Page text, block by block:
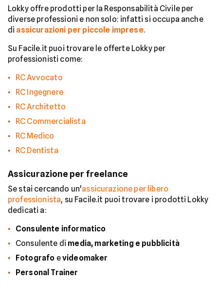
Lokky offre prodotti per la Responsabilità Civile per
diverse professioni e non solo: infatti si occupa anche
di assicurazioni per piccole imprese.
Su Facile.it puoi trovare le offerte Lokky per
professionisti come:
RC Avvocato
RC Ingegnere
RC Architetto
RC Commercialista
RC Medico
RC Dentista
Assicurazione per freelance
Se stai cercando un'assicurazione per libero
professionista, su Facile.it puoi trovare i prodotti Lokky
dedicati a:
Consulente informatico
Consulente di media, marketing e pubblicità
Fotografo evideomaker
Personal Trainer